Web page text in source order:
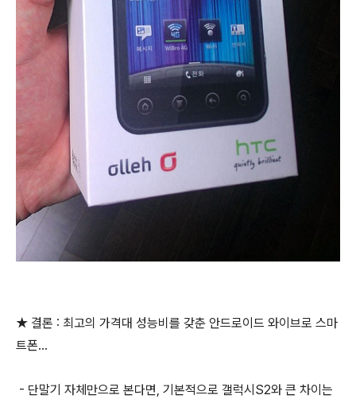
★ 결론 : 최고의 가격대 성능비를 갖춘 안드로이드 와이브로 스마
트폰...
- 단말기 자체만으로 본다면, 기본적으로 갤럭시S2와 큰 차이는